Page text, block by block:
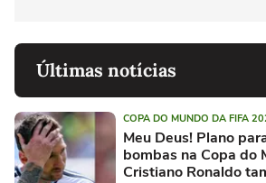
Últimas notícias
COPA DO MUNDO DA FIFA
Meu Deus! Plano
bombas na Copa do
Cristiano Ronaldo